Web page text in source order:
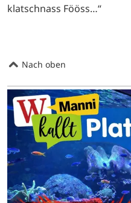
klatschnass Fööss…“
Nach oben